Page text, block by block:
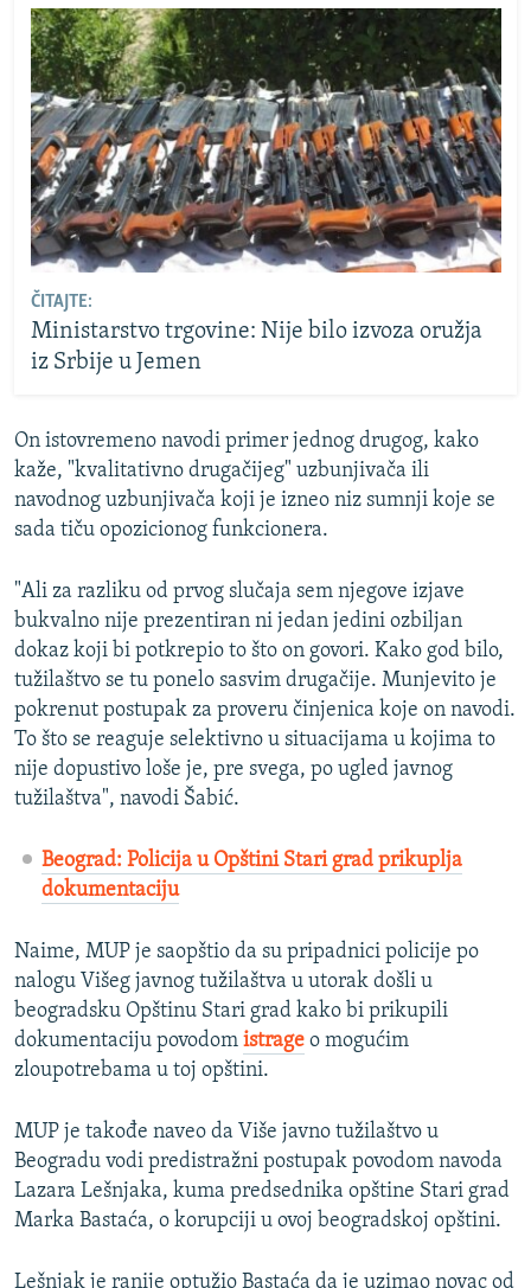
ČITAJTE:
Ministarstvo trgovine: Nije bilo izvoza oružja
iz Srbije u Jemen
On istovremeno navodi primer jednog drugog, kako
kaže, "kvalitativno drugačijeg" uzbunjivača ili
navodnog uzbunjivača koji je izneo niz sumnji koje se
sada tiču opozicionog funkcionera.
"Ali za razliku od prvog slučaja sem njegove izjave
bukvalno nije prezentiran ni jedan jedini ozbiljan
dokaz koji bi potkrepio to što on govori. Kako god bilo,
tužilaštvo se tu ponelo sasvim drugačije. Munjevito je
pokrenut postupak za proveru činjenica koje on navodi.
To što se reaguje selektivno u situacijama u kojima to
nije dopustivo loše je, pre svega, po ugled javnog
tužilaštva", navodi Šabić.
Beograd: Policija u Opštini Stari grad prikuplja
dokumentaciju
Naime, MUP je saopštio da su pripadnici policije po
nalogu Višeg javnog tužilaštva u utorak došli u
beogradsku Opštinu Stari grad kako bi prikupili
dokumentaciju povodom istrage o mogućim
zloupotrebama u toj opštini.
MUP je takođe naveo da Više javno tužilaštvo u
Beogradu vodi predistražni postupak povodom navoda
Lazara Lešnjaka, kuma predsednika opštine Stari grad
Marka Bastaća, o korupciji u ovoj beogradskoj opštini.
Lešnjak je ranije optužio Bastaća da je uzimao novac od